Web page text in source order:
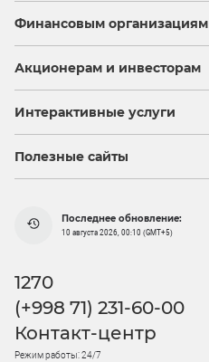
Финансовым организациям
Акционерам и инвесторам
Интерактивные услуги
Полезные сайты
Последнее обновление:
10 августа 2026, 00:10 (GMT+5)
1270
(+998 71) 231-60-00
Контакт-центр
Режим работы: 24/7